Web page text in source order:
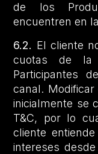
de los
encuentren en
6.2. El cliente
cuotas de la
Participantes
canal.
inicialmente se
T&C, por lo
cliente
intereses